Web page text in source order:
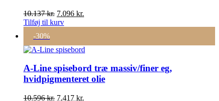
10.137kr. Den
oprindelige
10.137 kr..
7.096 kr.
7.096 kr..
Tilføj til kurv
-30%
A-Line spisebord træ massiv/finer eg,
hvidpigmenteret olie
10.596kr. Den
7.417 kr.